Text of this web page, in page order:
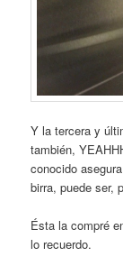
Y la tercera y
también,
conocido
birra, puede ser,
Ésta la compré
lo recuerdo.